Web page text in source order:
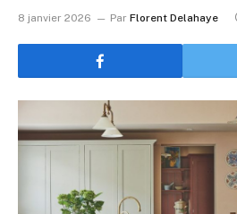
8 janvier 2026 Par Florent Delahaye